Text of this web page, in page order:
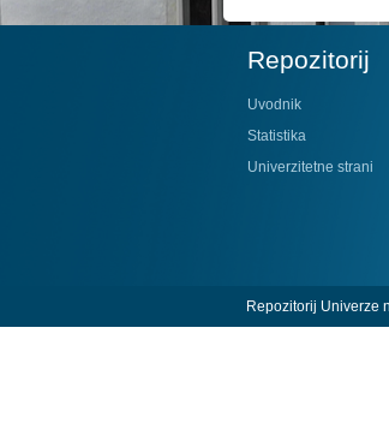
Repozitorij
Uvodnik
Statistika
Univerzitetne strani
Repozitorij Univerze